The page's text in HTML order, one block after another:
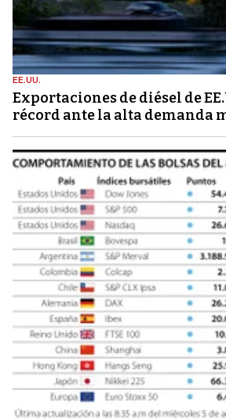
EE.UU.
Exportaciones de diésel de
récord ante la alta demanda